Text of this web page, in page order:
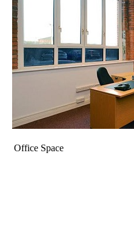
Office Space